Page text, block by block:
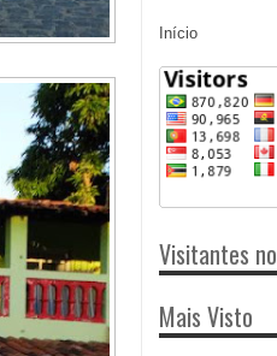
Início
Visitantes
Mais Visto